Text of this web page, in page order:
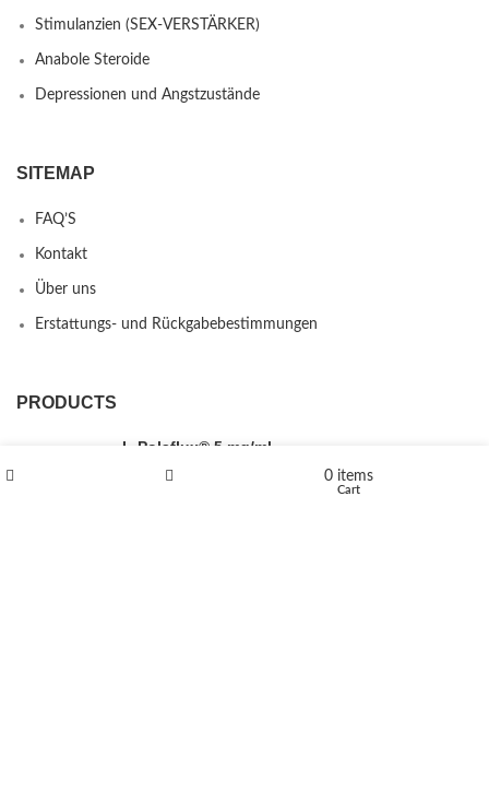
Stimulanzien (SEX-VERSTÄRKER)
Anabole Steroide
Depressionen und Angstzustände
SITEMAP
FAQ’S
Kontakt
Über uns
Erstattungs- und Rückgabebestimmungen
PRODUCTS
L-Polaflux® 5 mg/ml
0 items
Cart